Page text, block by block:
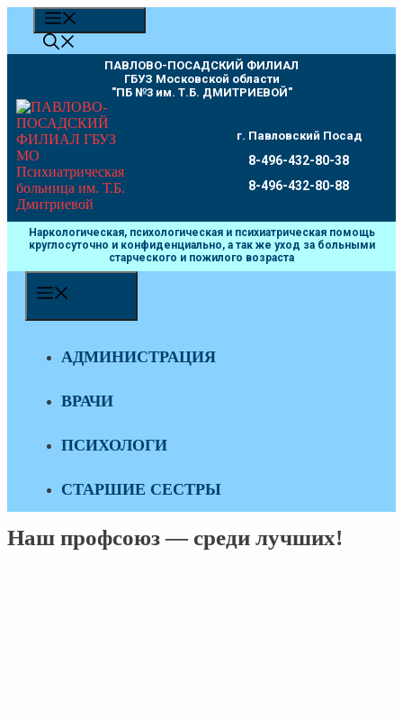
Перейти
содержимому
ПАВЛОВО-ПОСАДСКИЙ ФИЛИАЛ
ГБУЗ Московской области
"ПБ №3 им. Т.Б. ДМИТРИЕВОЙ"
г. Павловский Посад
8-496-432-80-38
8-496-432-80-88
Наркологическая, психологическая и психиатрическая помощь
круглосуточно и конфиденциально, а так же уход за больными
старческого и пожилого возраста
АДМИНИСТРАЦИЯ
ВРАЧИ
ПСИХОЛОГИ
СТАРШИЕ СЕСТРЫ
Наш профсоюз — среди лучших!